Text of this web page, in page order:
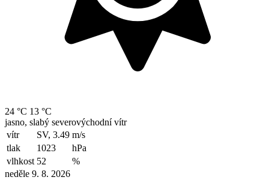
24 °C 13 °C
jasno, slabý severovýchodní vítr
vítr
SV, 3.49 m/s
tlak
1023
hPa
vlhkost 52
%
neděle 9. 8. 2026